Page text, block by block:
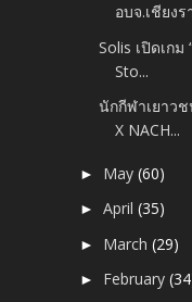
อบจ.เชียงร
Solis เปิดเก
Sto...
นักกีฬาเยาว
X NACH...
► May(60)
►April(35)
► March(29)
► February